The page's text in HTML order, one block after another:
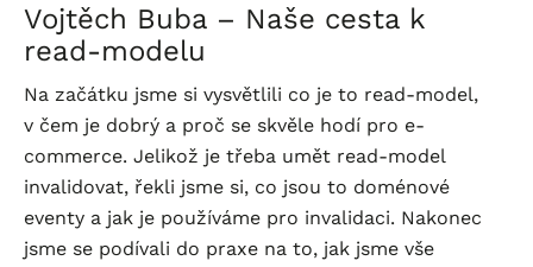
Vojtěch Buba – Naše cesta k
read-modelu
Na začátku jsme si vysvětlili co je to read-model,
v čem je dobrý a proč se skvěle hodí pro e-
commerce. Jelikož je třeba umět read-model
invalidovat, řekli jsme si, co jsou to doménové
eventy a jak je používáme pro invalidaci. Nakonec
jsme se podívali do praxe na to, jak jsme vše